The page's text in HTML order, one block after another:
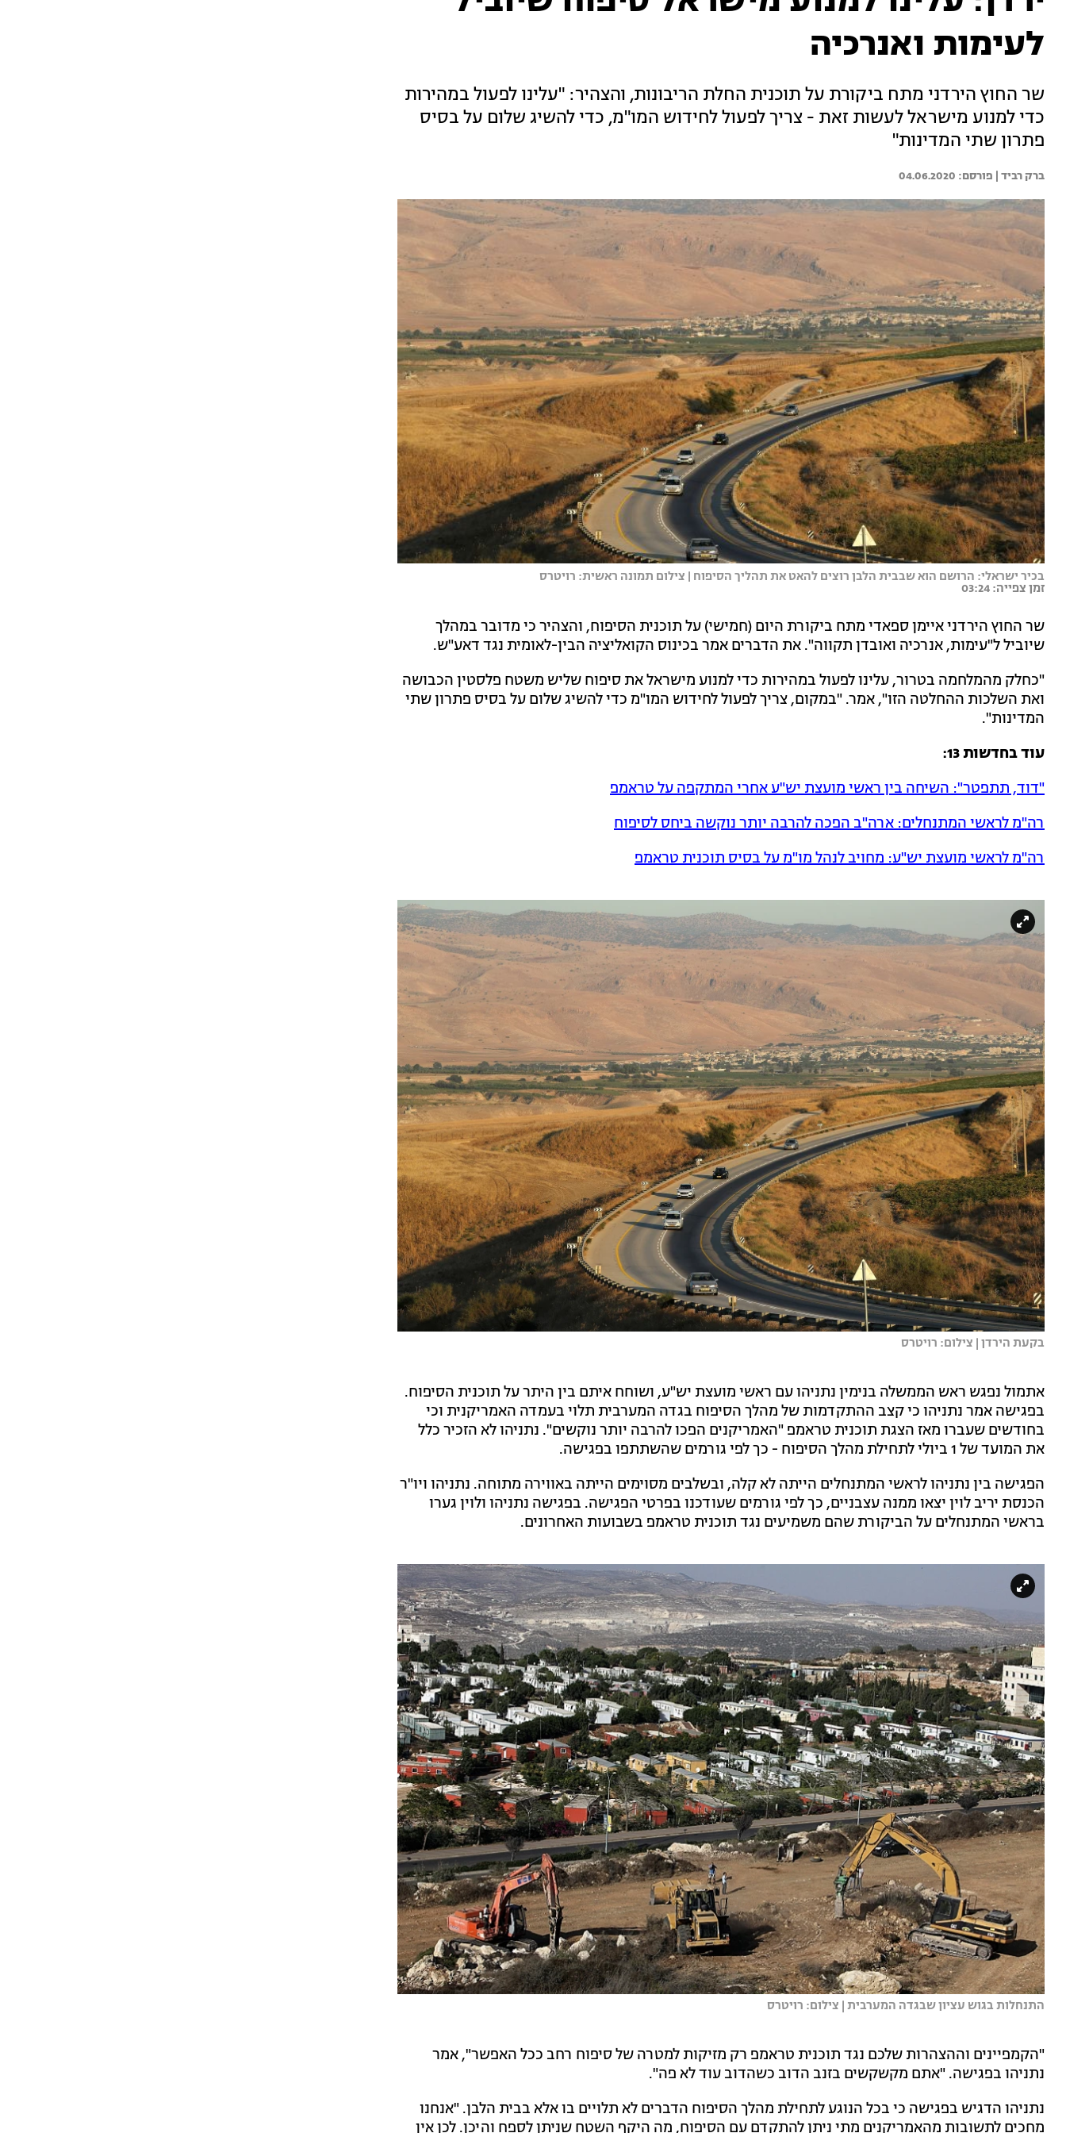
לעימות ואנרכיה
שר החוץ הירדני מתח ביקורת על תוכנית החלת הריבונות, והצהיר: "עלינו לפעול במהירות
כדי למנוע מישראל לעשות זאת - צריך לפעול לחידוש המו"מ, כדי להשיג שלום על בסיס
פתרון שתי המדינות"
ברק רביד | 04.06.2020
בכיר ישראלי: הרושם הוא שבבית הלבן רוצים להאט את תהליך הסיפוח | צילום תמונה ראשית: רויטרס
זמן צפייה: 03:24
שר החוץ הירדני איימן ספאדי מתח ביקורת היום (חמישי) על תוכנית הסיפוח, והצהיר כי מדובר במהלך
שיוביל ל"עימות, אנרכיה ואובדן תקווה". את הדברים אמר בכינוס הקואליציה הבין-לאומית נגד דאע"ש.
"כחלק מהמלחמה בטרור, עלינו לפעול במהירות כדי למנוע מישראל את סיפוח שליש משטח פלסטין הכבושה
ואת השלכות ההחלטה הזו", אמר. "במקום, צריך לפעול לחידוש המו"מ כדי להשיג שלום על בסיס פתרון שתי
המדינות".
עוד בחדשות 13:
"דוד, תתפטר": השיחה בין ראשי מועצת יש"ע אחרי המתקפה על טראמפ
רה"מ לראשי המתנחלים: ארה"ב הפכה להרבה יותר נוקשה ביחס לסיפוח
רה"מ לראשי מועצת יש"ע: מחויב לנהל מו"מ על בסיס תוכנית טראמפ
בקעת הירדן | צילום: רויטרס
אתמול נפגש ראש הממשלה בנימין נתניהו עם ראשי מועצת יש"ע, ושוחח איתם בין היתר על תוכנית הסיפוח.
בפגישה אמר נתניהו כי קצב ההתקדמות של מהלך הסיפוח בגדה המערבית תלוי בעמדה האמריקנית וכי
בחודשים שעברו מאז הצגת תוכנית טראמפ "האמריקנים הפכו להרבה יותר נוקשים". נתניהו לא הזכיר כלל
את המועד של 1 ביולי לתחילת מהלך הסיפוח - כך לפי גורמים שהשתתפו בפגישה.
הפגישה בין נתניהו לראשי המתנחלים הייתה לא קלה, ובשלבים מסוימים הייתה באווירה מתוחה. נתניהו ויו"ר
הכנסת יריב לוין יצאו ממנה עצבניים, כך לפי גורמים שעודכנו בפרטי הפגישה. בפגישה נתניהו ולוין גערו
בראשי המתנחלים על הביקורת שהם משמיעים נגד תוכנית טראמפ בשבועות האחרונים.
התנחלות בגוש עציון שבגדה המערבית | צילום: רויטרס
"הקמפיינים וההצהרות שלכם נגד תוכנית טראמפ רק מזיקות למטרה של סיפוח רחב ככל האפשר", אמר
נתניהו בפגישה. "אתם מקשקשים בזנב הדוב כשהדוב עוד לא פה".
נתניהו הדגיש בפגישה כי בכל הנוגע לתחילת מהלך הסיפוח הדברים לא תלויים בו אלא בבית הלבן. "אנחנו
מחכים לתשובות מהאמריקנים מתי ניתן להתקדם עם הסיפוח, מה היקף השטח שניתן לספח והיכן. לכן אין